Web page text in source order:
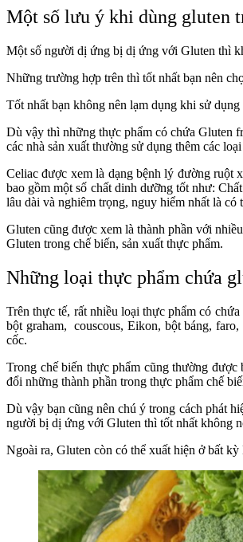
Một số lưu ý khi dùng gluten
Một số người dị ứng bị dị ứng với Gluten thì
Những trường hợp trên thì tốt nhất bạn nên
Tốt nhất bạn không nên lạm dụng khi sử
Dù vậy thì những thực phẩm có chứa Gluten
các nhà sản xuất thường sử dụng thêm các
Celiac được xem là dạng bệnh lý đường ruột
bao gồm một số chất dinh dưỡng tốt như:
lâu dài và nghiêm trọng, nguy hiểm nhất là
Gluten cũng được xem là thành phần với
Gluten trong chế biến, sản xuất thực phẩm.
Những loại thực phẩm chứa
Trên thực tế, rất nhiều loại thực phẩm có
bột graham, couscous, Eikon, bột báng,
cốc.
Trong chế biến thực phẩm cũng thường
đổi những thành phần trong thực phẩm chế
Dù vậy bạn cũng nên chú ý trong cách phát
người bị dị ứng với Gluten thì tốt nhất không
Ngoài ra, Gluten còn có thể xuất hiện ở bất